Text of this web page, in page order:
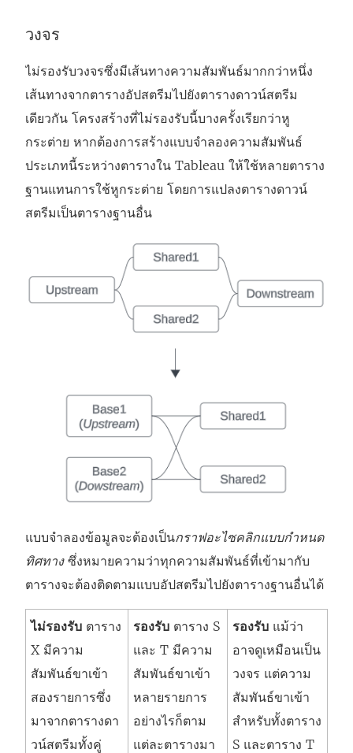
วงจร
ไม่รองรับวงจรซึ่งมีเส้นทางความสัมพันธ์มากกว่าหนึ่ง
เส้นทางจากตารางอัปสตรีมไปยังตารางดาวน์สตรีม
เดียวกัน โครงสร้างที่ไม่รองรับนี้บางครั้งเรียกว่าหู
กระต่าย หากต้องการสร้างแบบจำลองความสัมพันธ์
ประเภทนี้ระหว่างตารางใน Tableau ให้ใช้หลายตาราง
ฐานแทนการใช้หูกระต่าย โดยการแปลงตารางดาวน์
สตรีมเป็นตารางฐานอื่น
แบบจำลองข้อมูลจะต้องเป็นกราฟอะไซคลิกแบบกำหนด
ทิศทางซึ่งหมายความว่าทุกความสัมพันธ์ที่เข้ามากับ
ตารางจะต้องติดตามแบบอัปสตรีมไปยังตารางฐานอื่นได้
ไม่รองรับ ตาราง
X มีความ
สัมพันธ์ขาเข้า
สองรายการซึ่ง
มาจากตารางดา
วน์สตรีมทั้งคู่
รองรับ ตาราง S
และ T มีความ
สัมพันธ์ขาเข้า
หลายรายการ
อย่างไรก็ตาม
แต่ละตารางมา
รองรับ แม้ว่า
อาจดูเหมือนเป็น
วงจร แต่ความ
สัมพันธ์ขาเข้า
สำหรับทั้งตาราง
S และตาราง T